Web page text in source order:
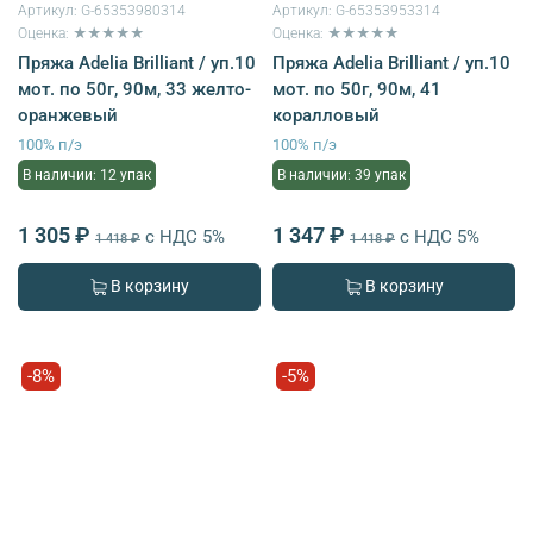
Артикул: G-65353980314
Оценка: ★★★★★
Пряжа Adelia Brilliant / уп.10
мот. по 50г, 90м, 33 желто-
оранжевый
100% п/э
В наличии: 12 упак
1 305 ₽ 1 418 ₽ с НДС 5%
В корзину
Артикул: G-65353953314
Оценка: ★★★★★
Пряжа Adelia Brilliant / уп.10
мот. по 50г, 90м, 41
коралловый
100% п/э
В наличии: 39 упак
1 347 ₽ 1 418 ₽ с НДС 5%
В корзину
-8% -5%